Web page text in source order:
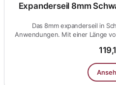
Expanderseil 8mm
Das 8mm expanderseil in
Anwendungen. Mit einer Länge